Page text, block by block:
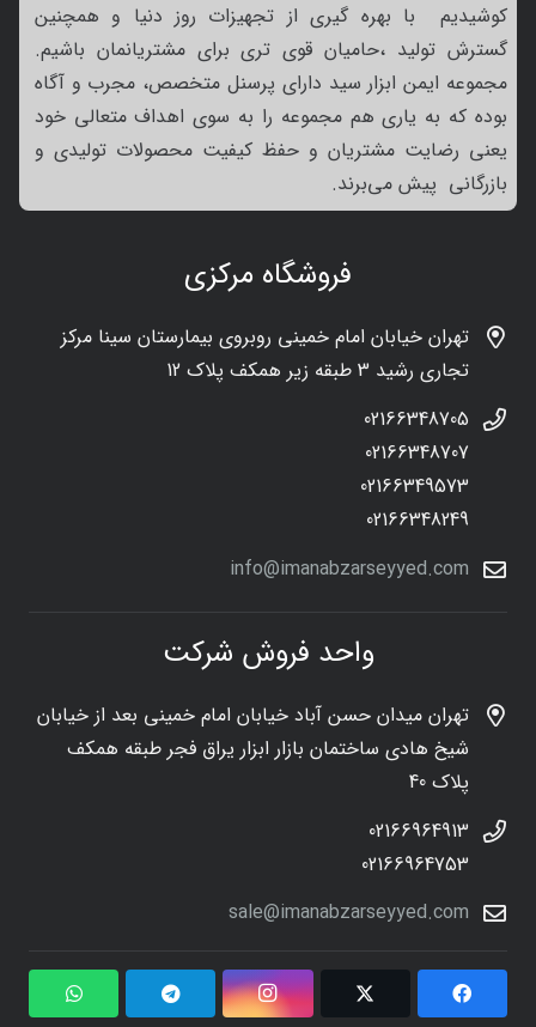
فروشگاه مرکزی
تهران خیابان امام خمینی روبروی بیمارستان سینا مرکز
تجاری رشید 3 طبقه زیر همکف پلاک 12
02166348705
02166348707
02166349573
02166348249
info@imanabzarseyyed.com
واحد فروش شرکت
تهران میدان حسن آباد خیابان امام خمینی بعد از خیابان
شیخ هادی ساختمان بازار ابزار یراق فجر طبقه همکف
پلاک 40
02166964913
02166964753
sale@imanabzarseyyed.com
کوشیدیم با بهره گیری از تجهیزات روز دنیا و همچنین
گسترش تولید ،حامیان قوی تری برای مشتریانمان باشیم.
مجموعه ایمن ابزار سید دارای پرسنل متخصص، مجرب و آگاه
بوده که به یاری هم مجموعه را به سوی اهداف متعالی خود
یعنی رضایت مشتریان و حفظ کیفیت محصولات تولیدی و
بازرگانی پیش می‌برند.